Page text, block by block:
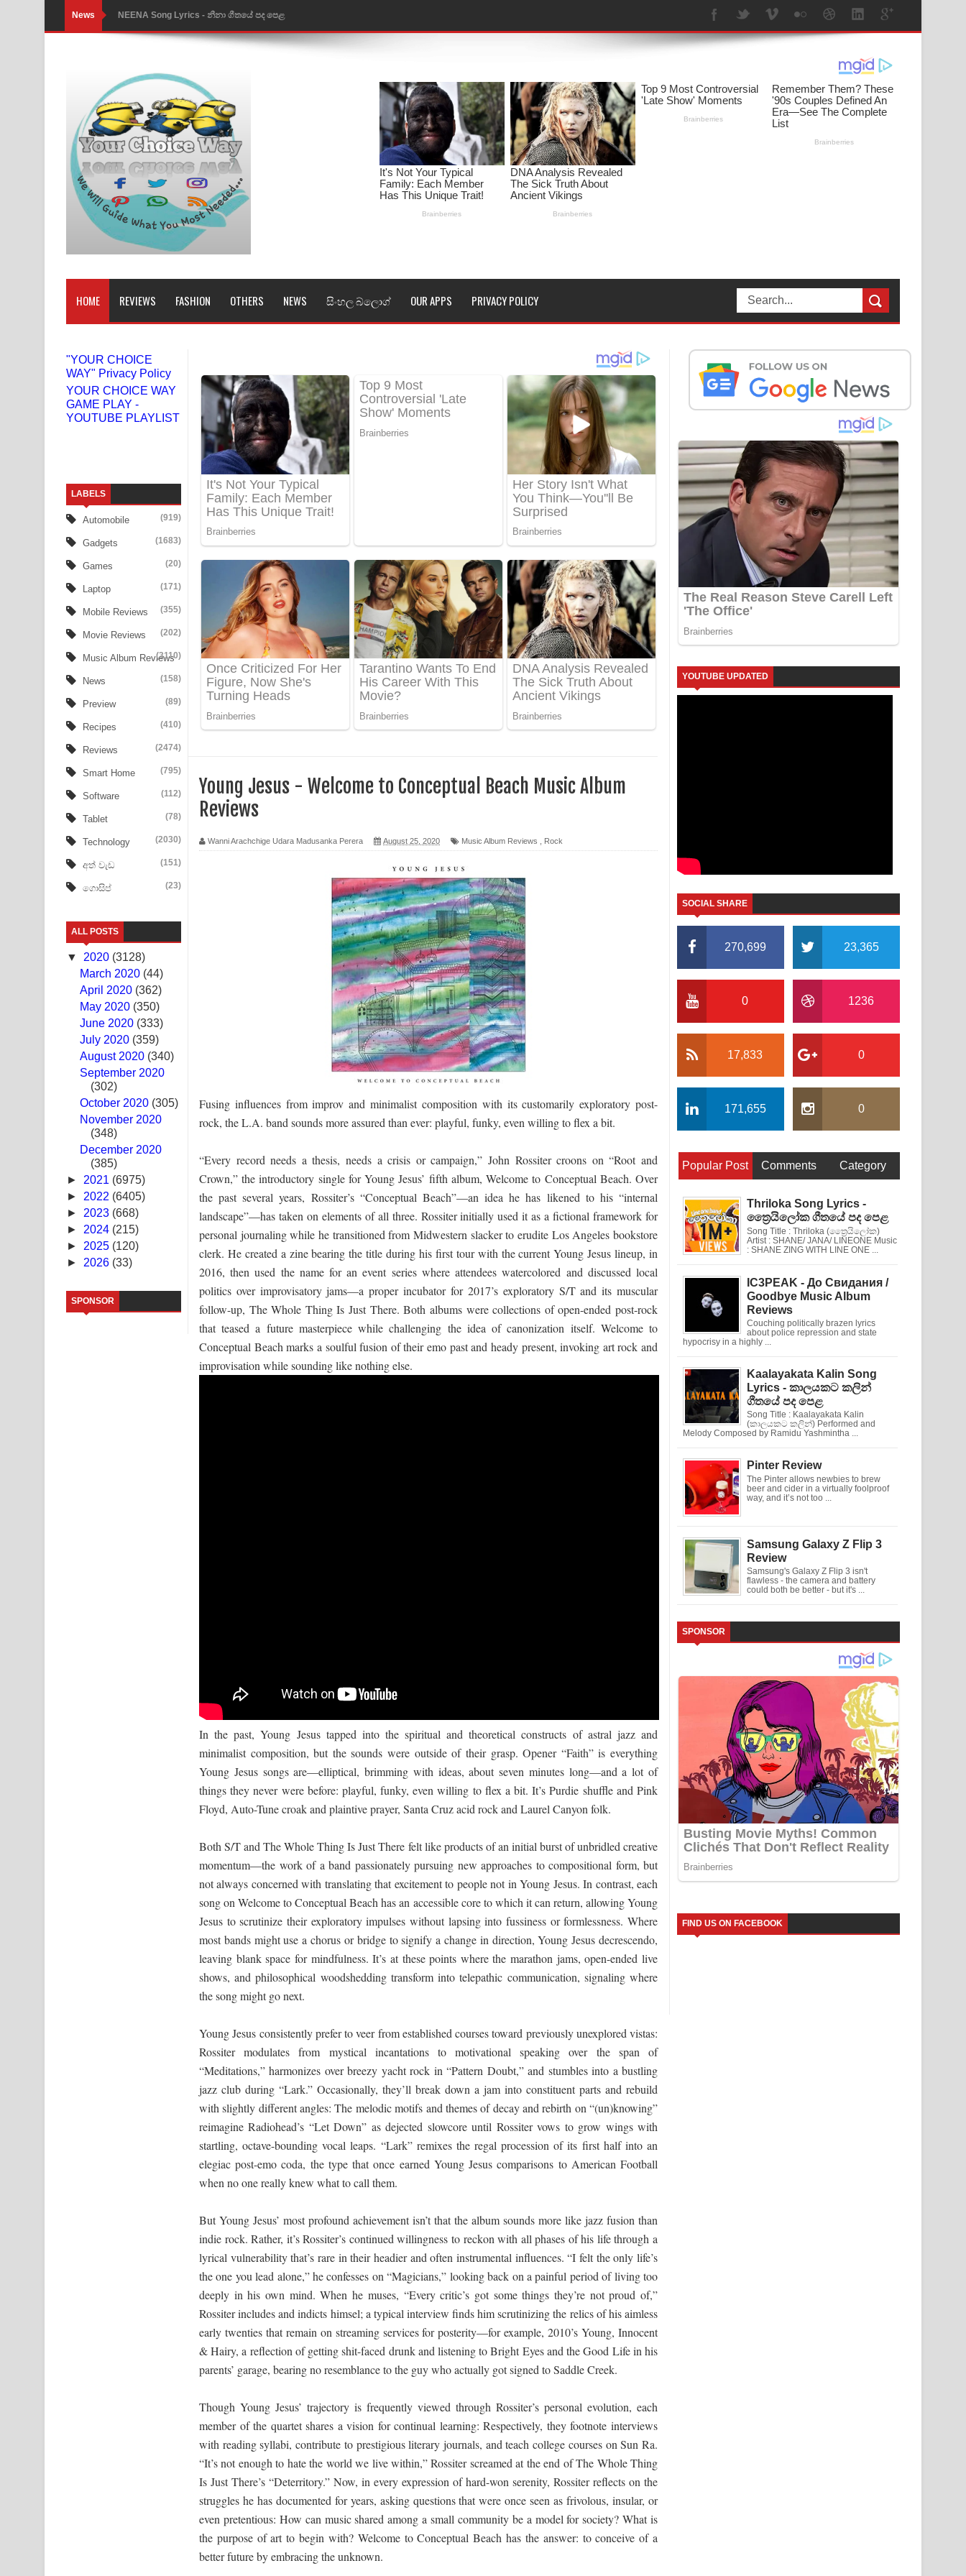
News Ahimi Wimai Himi Song Lyrics - අහිමි විමයි හිමි ගීතයේ පද පෙළ
Mathaka Parana Song Lyrics - මතක පාරනා ගීතයේ පද පෙළ
Nimnadhen Song Lyrics - නිම්නාදෙන් ගීතයේ පද පෙළ
Obamai Mage Adare Song Lyrics - ඔබමයි මගේ ආදරේ ගීතයේ පද පෙළ
Pansal Gihin Song Lyrics - පන්සල් ගිහිං ගීතයේ පද පෙළ
Ankeliya Song Lyrics - අංකෙළිය ගීතයේ පද පෙළ
DEAR GOD Song Lyrics - ඩියර් ගෝඩ් ගීතයේ පද පෙළ
MANAMALA KATHA Song Lyrics - මනමාල කතා ගීතයේ පද පෙළ
Dai Dai Lyrics - Shakira, Burna Boy | 2026 football world cup song lyrics
Numba Dun Aadare Song Lyrics - නුඹ දුන් ආදරේ ගීතයේ පද පෙළ
Liyamuda Dan Anagathe Song Lyrics - ලියමුද දැන් අනාගතේ ගීතයේ පද පෙළ
Doni Song Lyrics - දෝණි ගීතයේ පද පෙළ
Benthara Palame Song Lyrics - බෙන්තර පාලමේ ගීතයේ පද පෙළ
Sanda Babalena Song Lyrics - සඳ බැබලෙන ගීතයේ පද පෙළ
Adare Wadi Nisa Song Lyrics - ආදරේ වැඩි නිසා ගීතයේ පද පෙළ
UNUHUMA Song Lyrics - උණුහුම ගීතයේ පද පෙළ
Katakara Song Lyrics - කටකාර ගීතයේ පද පෙළ
Tharu Yaye Dilena Song Lyrics - තරු යායේ දිලෙනා ගීතයේ පද පෙළ
Ow Man Sosa Song Lyrics - ඔව් මං සෝසා ගීතයේ පද පෙළ
Heavy Weight Song Lyrics
FEVER DREAM Lyrics - Alex Warren
BTS : Hooligan Lyrics
PATHINIYE Song Lyrics - පතිනියනේ ගීතයේ පද පෙළ
Sorry Sir Song Lyrics - සොරි සර් ගීතයේ පද පෙළ
Mathaka Aluthin Liyanna Song Lyrics - මතක අලුතින් ලියන්න ගීතයේ පද පෙළ
Sandak Awith Song Lyrics - සඳක් ඇවිත් ගීතයේ පද පෙළ
Swetha Sande Song Lyrics - ශ්වේත සඳේ ගීතයේ පද පෙළ
Ma Igili Giya Lyrics - මා ඉගිලී ගියා ගීතයේ පද පෙළ
Ras Balan Song Lyrics - රැස් බලන් ගීතයේ පද පෙළ
Hoda sihiyen Song Lyrics - හොද සිහියෙන් ගීතයේ පද පෙළ
Awanken Song Lyrics - අවංකෙන් ගීතයේ පද පෙළ
Pemwanthiye Song Lyrics - පෙම්වන්තියේ ගීතයේ පද පෙළ
Manobhawa Song Lyrics - මනෝභව ගීතයේ පද පෙළ
Akahe Indala Song Lyrics - ආකාහේ ඉඳලා ගීතයේ පද පෙළ
Raawaya Song Lyrics - රාවය ගීතයේ පද පෙළ
Kaalaya Song Lyrics - කාලය ගීතයේ පද පෙළ
Aramuna Song Lyrics - අරමුණ ගීතයේ පද පෙළ
Sandata Duka Hithila Song Lyrics - සඳට දුක හිතිලා ගීතයේ පද පෙළ
HOME REVIEWS FASHION OTHERS NEWS සිංහල බ්ලොග් OUR APPS PRIVACY POLICY
"YOUR CHOICE
WAY" Privacy Policy
YOUR CHOICE WAY
GAME PLAY -
YOUTUBE PLAYLIST
LABELS
Automobile (919)
Gadgets (1683)
Games (20)
Laptop (171)
Mobile Reviews (355)
Movie Reviews (202)
Music Album Reviews
(3110)
News (158)
Preview (89)
Recipes (410)
Reviews (2474)
Smart Home (795)
Software (112)
Tablet (78)
Technology (2030)
අත් වැඩ (151)
ගොසිප් (23)
ALL POSTS
▼ 2020 (3128)
March 2020 (44)
April 2020 (362)
May 2020 (350)
June 2020 (333)
July 2020 (359)
August 2020 (340)
September 2020
(302)
October 2020 (305)
November 2020
(348)
December 2020
(385)
► 2021 (6975)
► 2022 (6405)
► 2023 (668)
► 2024 (215)
► 2025 (120)
► 2026 (33)
SPONSOR
Young Jesus - Welcome to Conceptual Beach Music Album
Reviews
Wanni Arachchige Udara Madusanka Perera August 25, 2020 Music Album Reviews Rock
Fusing influences from improv and minimalist composition with its customarily exploratory post-
rock, the L.A. band sounds more assured than ever: playful, funky, even willing to flex a bit.
“Every record needs a thesis, needs a crisis or campaign,” John Rossiter croons on “Root and
Crown,” the introductory single for Young Jesus’ fifth album, Welcome to Conceptual Beach. Over
the past several years, Rossiter’s “Conceptual Beach”—an idea he has likened to his “internal
landscape”—has taken on elements of all three. Rossiter initially used it as a fictional framework for
personal journaling while he transitioned from Midwestern slacker to erudite Los Angeles bookstore
clerk. He created a zine bearing the title during his first tour with the current Young Jesus lineup, in
2016, then used the name for an event series where attendees watercolored and discussed local
politics over improvisatory jams—a proper incubator for 2017’s exploratory S/T and its muscular
follow-up, The Whole Thing Is Just There. Both albums were collections of open-ended post-rock
that teased a future masterpiece while challenging the idea of canonization itself. Welcome to
Conceptual Beach marks a soulful fusion of their emo past and heady present, invoking art rock and
improvisation while sounding like nothing else.
In the past, Young Jesus tapped into the spiritual and theoretical constructs of astral jazz and
minimalist composition, but the sounds were outside of their grasp. Opener “Faith” is everything
Young Jesus songs are—elliptical, brimming with ideas, about seven minutes long—and a lot of
things they never were before: playful, funky, even willing to flex a bit. It’s Purdie shuffle and Pink
Floyd, Auto-Tune croak and plaintive prayer, Santa Cruz acid rock and Laurel Canyon folk.
Both S/T and The Whole Thing Is Just There felt like products of an initial burst of unbridled creative
momentum—the work of a band passionately pursuing new approaches to compositional form, but
not always concerned with translating that excitement to people not in Young Jesus. In contrast, each
song on Welcome to Conceptual Beach has an accessible core to which it can return, allowing Young
Jesus to scrutinize their exploratory impulses without lapsing into fussiness or formlessness. Where
most bands might use a chorus or bridge to signify a change in direction, Young Jesus decrescendo,
leaving blank space for mindfulness. It’s at these points where the marathon jams, open-ended live
shows, and philosophical woodshedding transform into telepathic communication, signaling where
the song might go next.
Young Jesus consistently prefer to veer from established courses toward previously unexplored vistas:
Rossiter modulates from mystical incantations to motivational speaking over the span of
“Meditations,” harmonizes over breezy yacht rock in “Pattern Doubt,” and stumbles into a bustling
jazz club during “Lark.” Occasionally, they’ll break down a jam into constituent parts and rebuild
with slightly different angles: The melodic motifs and themes of decay and rebirth on “(un)knowing”
reimagine Radiohead’s “Let Down” as dejected slowcore until Rossiter vows to grow wings with
startling, octave-bounding vocal leaps. “Lark” remixes the regal procession of its first half into an
elegiac post-emo coda, the type that once earned Young Jesus comparisons to American Football
when no one really knew what to call them.
But Young Jesus’ most profound achievement isn’t that the album sounds more like jazz fusion than
indie rock. Rather, it’s Rossiter’s continued willingness to reckon with all phases of his life through a
lyrical vulnerability that’s rare in their headier and often instrumental influences. “I felt the only life’s
the one you lead alone,” he confesses on “Magicians,” looking back on a painful period of living too
deeply in his own mind. When he muses, “Every critic’s got some things they’re not proud of,”
Rossiter includes and indicts himsel; a typical interview finds him scrutinizing the relics of his aimless
early twenties that remain on streaming services for posterity—for example, 2010’s Young, Innocent
& Hairy, a reflection of getting shit-faced drunk and listening to Bright Eyes and the Good Life in his
parents’ garage, bearing no resemblance to the guy who actually got signed to Saddle Creek.
Though Young Jesus’ trajectory is frequently viewed through Rossiter’s personal evolution, each
member of the quartet shares a vision for continual learning: Respectively, they footnote interviews
with reading syllabi, contribute to prestigious literary journals, and teach college courses on Sun Ra.
“It’s not enough to hate the world we live within,” Rossiter screamed at the end of The Whole Thing
Is Just There’s “Deterritory.” Now, in every expression of hard-won serenity, Rossiter reflects on the
struggles he has documented for years, asking questions that were once seen as frivolous, insular, or
even pretentious: How can music shared among a small community be a model for society? What is
the purpose of art to begin with? Welcome to Conceptual Beach has the answer: to conceive of a
better future by embracing the unknown.
YOUTUBE UPDATED
SOCIAL SHARE
270,699 23,365
0 1236
17,833 0
171,655 0
Popular Post Comments Category
Thriloka Song Lyrics -
ත්‍රෛයිලෝක ගීතයේ පද පෙළ
Song Title : Thriloka (ත්‍රෛයිලෝක)
Artist : SHANE/ JANA/ LINEONE Music
: SHANE ZING WITH LINE ONE ...
IC3PEAK - До Свидания /
Goodbye Music Album
Reviews
Couching politically brazen lyrics
about police repression and state
hypocrisy in a highly ...
Kaalayakata Kalin Song
Lyrics - කාලයකට කලින්
ගීතයේ පද පෙළ
Song Title : Kaalayakata Kalin
(කාලයකට කලින්) Performed and
Melody Composed by Ramidu Yashmintha ...
Pinter Review
The Pinter allows newbies to brew
beer and cider in a virtually foolproof
way, and it’s not too ...
Samsung Galaxy Z Flip 3
Review
Samsung's Galaxy Z Flip 3 isn't
flawless - the camera and battery
could both be better - but it's ...
SPONSOR
FIND US ON FACEBOOK